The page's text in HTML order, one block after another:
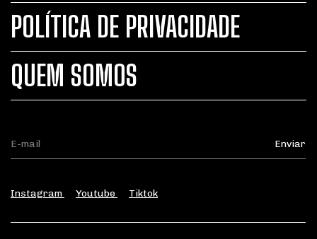
POLÍTICA DE PRIVACIDADE
QUEM SOMOS
Instagram Youtube Tiktok